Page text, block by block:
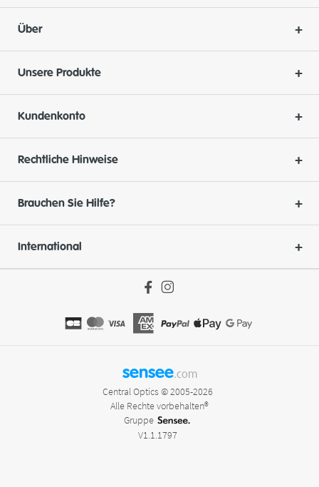
Über
Unsere Produkte
Kundenkonto
Rechtliche Hinweise
Brauchen Sie Hilfe?
International
sensee.com
Central Optics © 2005-2026
Alle Rechte vorbehalten®
Gruppe
V1.1.1797